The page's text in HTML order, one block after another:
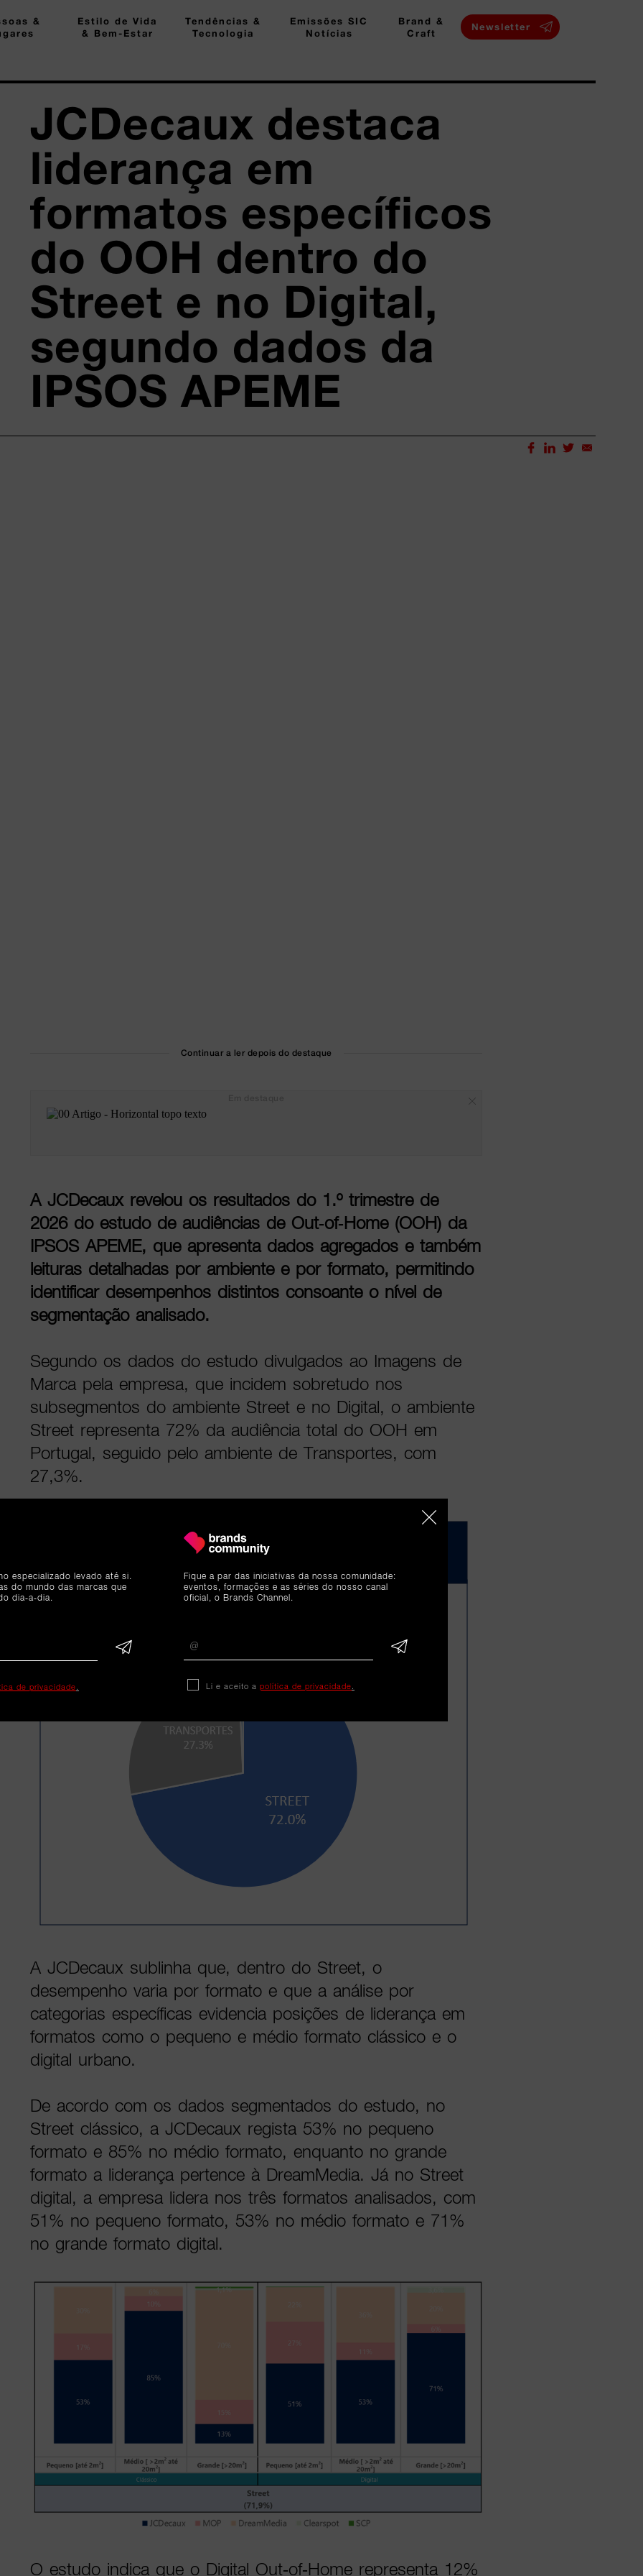
&
Estilo de Vida
& Bem-Estar
Tendências &
Tecnologia
Emissões SIC
Notícias
Brand &
Craft
Newsletter
JCDecaux destaca
liderança em
formatos específicos
do OOH dentro do
Street e no Digital,
segundo dados da
IPSOS APEME
Continuar a ler depois do destaque
A JCDecaux revelou os resultados do 1.º trimestre de
2026 do estudo de audiências de Out‑of‑Home (OOH) da
IPSOS APEME, que apresenta dados agregados e também
leituras detalhadas por ambiente e por formato, permitindo
identificar desempenhos distintos consoante o nível de
segmentação analisado.
Segundo os dados do estudo divulgados ao Imagens de
Marca pela empresa, que incidem sobretudo nos
subsegmentos do ambiente Street e no Digital, o ambiente
Street representa 72% da audiência total do OOH em
Portugal, seguido pelo ambiente de Transportes, com
27,3%.
A JCDecaux sublinha que, dentro do Street, o
desempenho varia por formato e que a análise por
categorias específicas evidencia posições de liderança em
formatos como o pequeno e médio formato clássico e o
digital urbano.
De acordo com os dados segmentados do estudo, no
Street clássico, a JCDecaux regista 53% no pequeno
formato e 85% no médio formato, enquanto no grande
formato a liderança pertence à DreamMedia. Já no Street
digital, a empresa lidera nos três formatos analisados, com
51% no pequeno formato, 53% no médio formato e 71%
no grande formato digital.
O estudo indica que o Digital Out‑of‑Home representa 12%
especializado levado até si.
do mundo das marcas que
dia-a-dia.
de privacidade.
Fique a par das iniciativas da nossa comunidade:
eventos, formações e as séries do nosso canal
oficial, o Brands Channel.
Li e aceito a política de privacidade.